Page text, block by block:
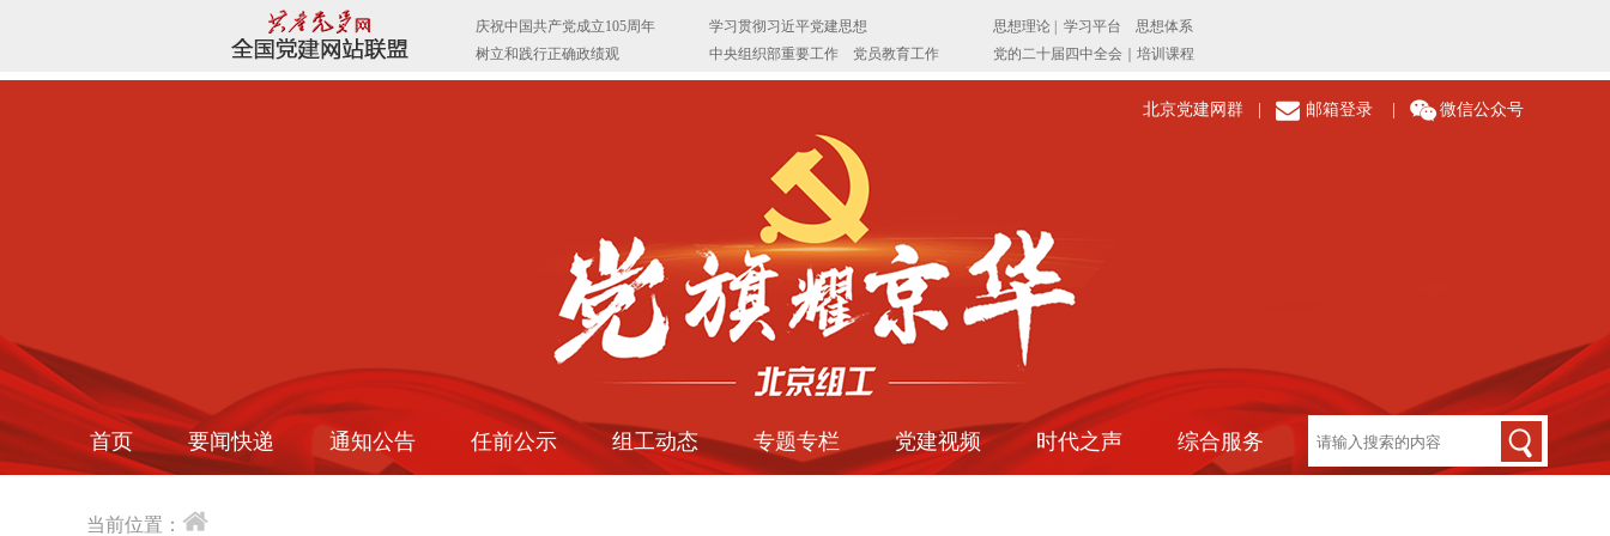
北京党建网群 邮箱登录 微信公众号
首页 要闻快递 通知公告 任前公示 组工动态 专题专栏 党建视频 时代之声 综合服务
当前位置：